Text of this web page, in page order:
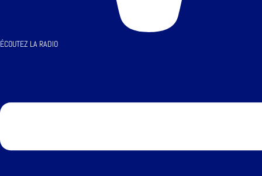
ÉCOUTEZ LA RADIO